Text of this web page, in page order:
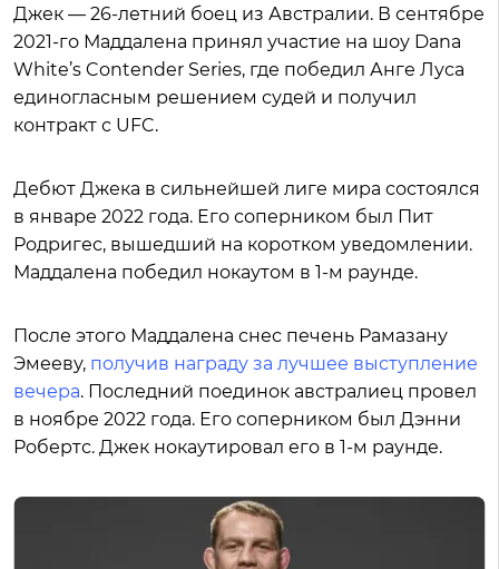
Джек — 26-летний боец из Австралии. В сентябре
2021-го Маддалена принял участие на шоу Dana
White’s Contender Series, где победил Анге Луса
единогласным решением судей и получил
контракт с UFC.
Дебют Джека в сильнейшей лиге мира состоялся
в январе 2022 года. Его соперником был Пит
Родригес, вышедший на коротком уведомлении.
Маддалена победил нокаутом в 1-м раунде.
После этого Маддалена снес печень Рамазану
Эмееву, получив награду за лучшее выступление
вечера. Последний поединок австралиец провел
в ноябре 2022 года. Его соперником был Дэнни
Робертс. Джек нокаутировал его в 1-м раунде.